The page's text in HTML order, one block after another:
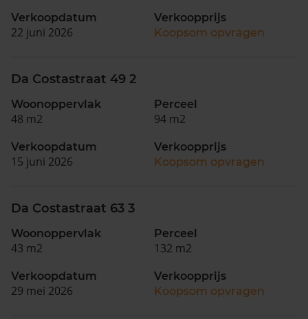
Verkoopdatum
22 juni 2026
Verkoopprijs
Koopsom opvragen
Da Costastraat 49 2
Woonoppervlak
48 m2
Perceel
94 m2
Verkoopdatum
15 juni 2026
Verkoopprijs
Koopsom opvragen
Da Costastraat 63 3
Woonoppervlak
43 m2
Perceel
132 m2
Verkoopdatum
29 mei 2026
Verkoopprijs
Koopsom opvragen